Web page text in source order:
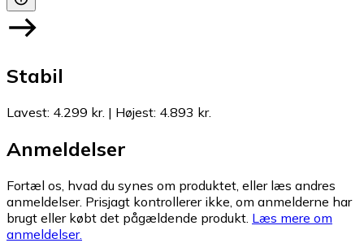
Stabil
Lavest: 4.299 kr. | Højest: 4.893 kr.
Anmeldelser
Fortæl os, hvad du synes om produktet, eller læs andres
anmeldelser. Prisjagt kontrollerer ikke, om anmelderne har
brugt eller købt det pågældende produkt. Læs mere om
anmeldelser.